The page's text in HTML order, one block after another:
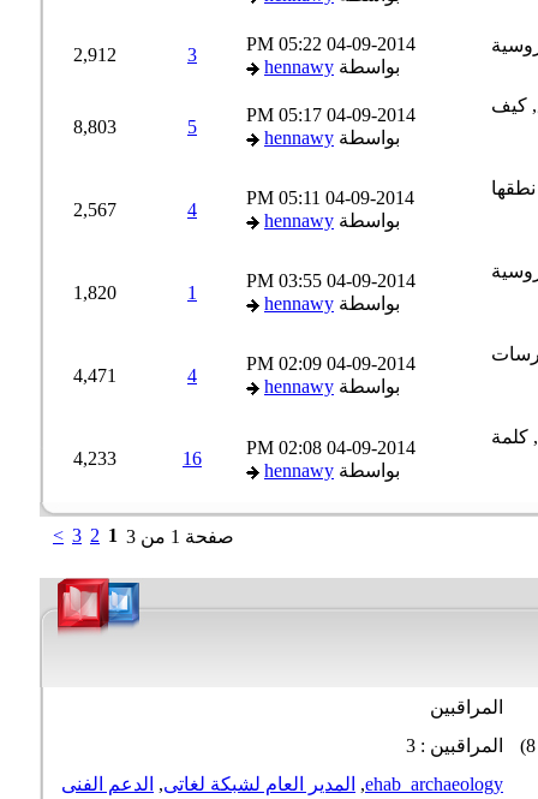
04-09-2014
05:22 PM
بواسطةhennawy
2,912
04-09-2014
05:17 PM
بواسطةhennawy
8,803
04-09-2014
05:11 PM
بواسطةhennawy
2,567
04-09-2014
03:55 PM
بواسطةhennawy
1,820
04-09-2014
02:09 PM
بواسطةhennawy
4,471
04-09-2014
02:08 PM
بواسطةhennawy
16
4,233
صفحة 1 من 3 >
المراقبين
المراقبين : 3
ehab_archaeology
,المدير العام لشبكة لغاتى ,الدعم الفنى